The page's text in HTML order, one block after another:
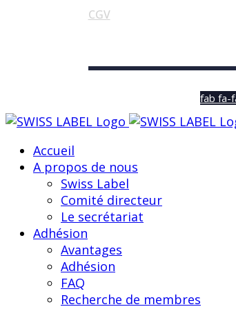
CGV
fab fa-
Accueil
A propos de nous
Swiss Label
Comité directeur
Le secrétariat
Adhésion
Avantages
Adhésion
FAQ
Recherche de membres